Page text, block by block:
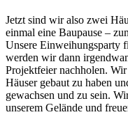
Jetzt sind wir also zwei
einmal eine Baupause –
Unsere Einweihungsparty
werden wir dann
Projektfeier nachholen.
Häuser gebaut zu haben
gewachsen und zu sein.
unserem Gelände und